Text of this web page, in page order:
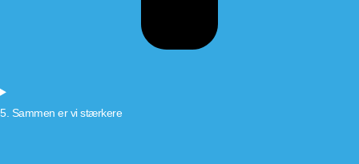
5. Sammen er vi stærkere